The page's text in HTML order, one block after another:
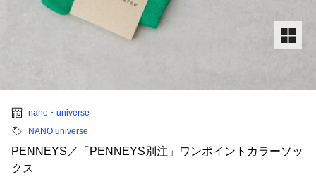
nano・universe
NANO universe
PENNEYS／「PENNEYS別注」ワンポイントカラーソッ
クス